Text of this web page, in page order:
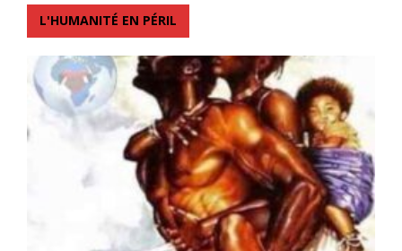
L'HUMANITÉ EN PÉRIL